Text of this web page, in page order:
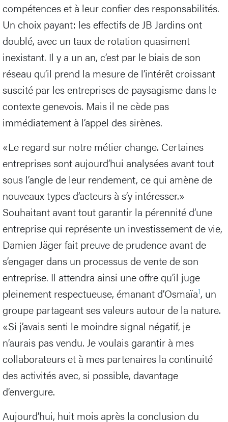
compétences et à leur confier des responsabilités.
Un choix payant: les effectifs de JB Jardins ont
doublé, avec un taux de rotation quasiment
inexistant. Il y a un an, c’est par le biais de son
réseau qu’il prend la mesure de l’intérêt croissant
suscité par les entreprises de paysagisme dans le
contexte genevois. Mais il ne cède pas
immédiatement à l’appel des sirènes.
«Le regard sur notre métier change. Certaines
entreprises sont aujourd’hui analysées avant tout
sous l’angle de leur rendement, ce qui amène de
nouveaux types d’acteurs à s’y intéresser.»
Souhaitant avant tout garantir la pérennité d’une
entreprise qui représente un investissement de vie,
Damien Jäger fait preuve de prudence avant de
s’engager dans un processus de vente de son
entreprise. Il attendra ainsi une offre qu’il juge
pleinement respectueuse, émanant d’Osmaïa1, un
groupe partageant ses valeurs autour de la nature.
«Si j’avais senti le moindre signal négatif, je
n’aurais pas vendu. Je voulais garantir à mes
collaborateurs et à mes partenaires la continuité
des activités avec, si possible, davantage
d’envergure.
Aujourd’hui, huit mois après la conclusion du